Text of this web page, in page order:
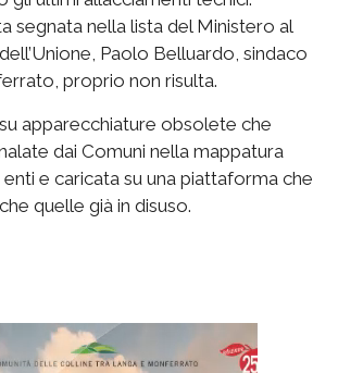
segnata nella lista del Ministero al
Paolo Belluardo, sindaco
proprio non risulta.
su apparecchiature obsolete che
dai Comuni nella mappatura
e caricata su una piattaforma che
quelle già in disuso.